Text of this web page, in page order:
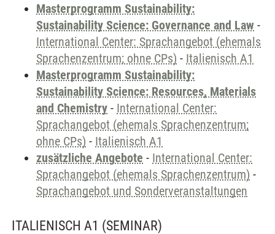
Masterprogramm Sustainability:
Sustainability Science: Governance and Law -
International Center: Sprachangebot (ehemals
Sprachenzentrum; ohne CPs) - Italienisch A1
Masterprogramm Sustainability:
Sustainability Science: Resources, Materials
and Chemistry - International Center:
Sprachangebot (ehemals Sprachenzentrum;
ohne CPs) - Italienisch A1
zusätzliche Angebote - International Center:
Sprachangebot (ehemals Sprachenzentrum) -
Sprachangebot und Sonderveranstaltungen
ITALIENISCH A1 (SEMINAR)